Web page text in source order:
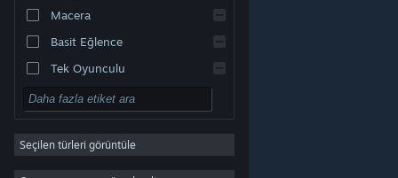
© Valve Corporation. Tüm hakları saklıdır. Tüm ticari
markalar, ABD ve diğer ülkelerde ilgili sahiplerinin
mülkiyetindedir.Gizlilik Politikası|Yasal Bilgi|
Erişilebilirlik|Steam Abonelik Sözleşmesi
Çerezler
Macera
Basit Eğlence
Tek Oyunculu
Simülasyon
RYO
Strateji
2D
Seçilen türleri görüntüle